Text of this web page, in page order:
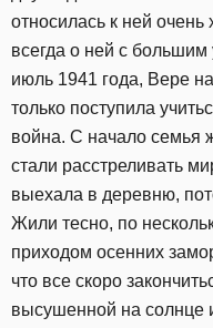
относилась к ней
всегда о ней с
июль 1941 года, Вере
только поступила
война. С начало семья
стали расстреливать
выехала в деревню,
Жили тесно, по
приходом осенних
что все скоро
высушенной на солнце